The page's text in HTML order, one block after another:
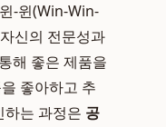
-윈(Win-Win-
신의 전문성과
해 좋은 제품을
좋아하고 추
는 과정은 공